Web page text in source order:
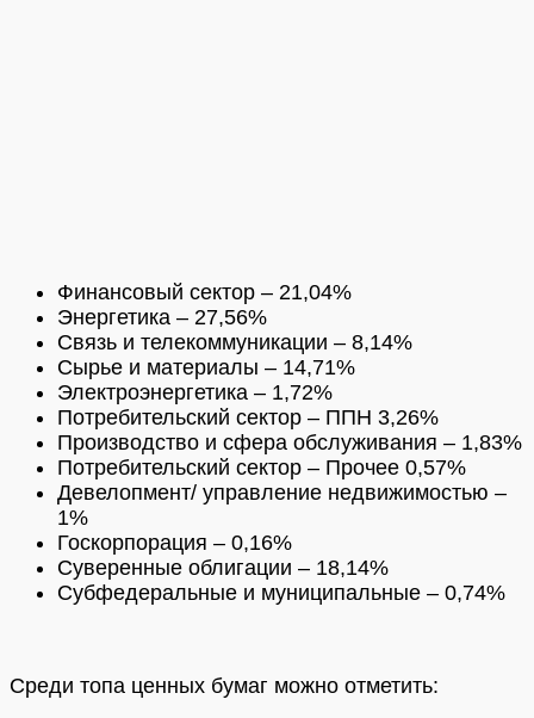
Финансовый сектор – 21,04%
Энергетика – 27,56%
Связь и телекоммуникации – 8,14%
Сырье и материалы – 14,71%
Электроэнергетика – 1,72%
Потребительский сектор – ППН 3,26%
Производство и сфера обслуживания – 1,83%
Потребительский сектор – Прочее 0,57%
Девелопмент/ управление недвижимостью –
1%
Госкорпорация – 0,16%
Суверенные облигации – 18,14%
Субфедеральные и муниципальные – 0,74%
Среди топа ценных бумаг можно отметить: